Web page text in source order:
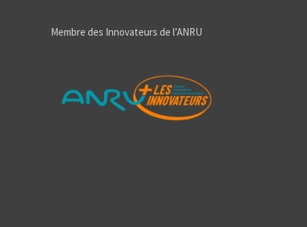
Membre des Innovateurs de l’ANRU